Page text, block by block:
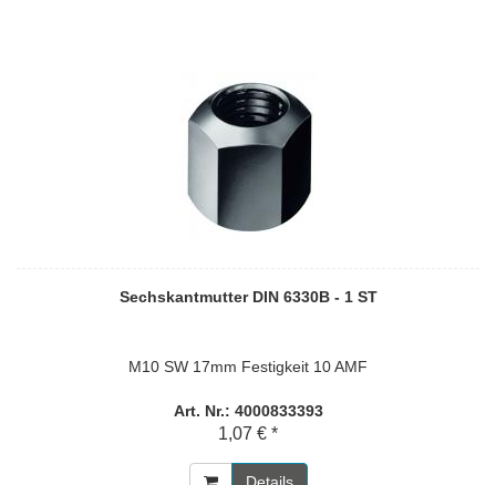
Sechskantmutter DIN 6330B - 1 ST
M10 SW 17mm Festigkeit 10 AMF
Art. Nr.: 4000833393
1,07 € *
Details